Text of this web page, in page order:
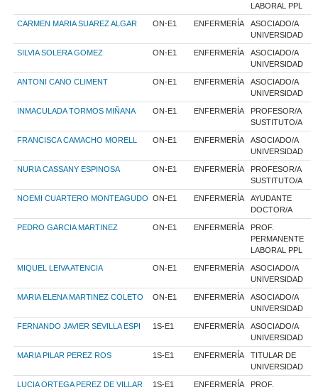
LABORAL PPL
CARMEN MARIA SUAREZ ALGAR ON-E1 ENFERMERÍA
ASOCIADO/A
UNIVERSIDAD
SILVIA SOLERA GOMEZ ON-E1 ENFERMERÍA
ASOCIADO/A
UNIVERSIDAD
ANTONI CANO CLIMENT ON-E1 ENFERMERÍA
ASOCIADO/A
UNIVERSIDAD
INMACULADA TORMOS MIÑANA ON-E1 ENFERMERÍA
PROFESOR/A
SUSTITUTO/A
FRANCISCA CAMACHO MORELL ON-E1 ENFERMERÍA
ASOCIADO/A
UNIVERSIDAD
NURIA CASSANY ESPINOSA ON-E1 ENFERMERÍA
PROFESOR/A
SUSTITUTO/A
NOEMI CUARTERO MONTEAGUDO ON-E1 ENFERMERÍA
AYUDANTE
DOCTOR/A
PEDRO GARCIA MARTINEZ ON-E1 ENFERMERÍA
PROF.
PERMANENTE
LABORAL PPL
MIQUEL LEIVA ATENCIA ON-E1 ENFERMERÍA
ASOCIADO/A
UNIVERSIDAD
MARIA ELENA MARTINEZ COLETO ON-E1 ENFERMERÍA
ASOCIADO/A
UNIVERSIDAD
FERNANDO JAVIER SEVILLA ESPI 1S-E1 ENFERMERÍA
ASOCIADO/A
UNIVERSIDAD
MARIA PILAR PEREZ ROS 1S-E1 ENFERMERÍA
TITULAR DE
UNIVERSIDAD
LUCIA ORTEGA PEREZ DE VILLAR 1S-E1 ENFERMERÍA
PROF.